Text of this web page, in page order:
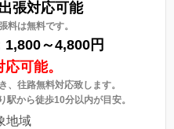
張対応可能
料は無料です。
～4,800円
可能。
、往路無料対応致します。
から徒歩10分以内が目安。
地域